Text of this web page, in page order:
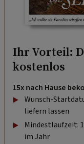
Ihr Vorteil:
kostenlos
15x nach Hause
Wunsch-
liefern lassen
Mindestlaufzeit:
im Jahr